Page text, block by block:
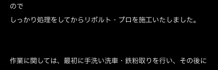
ので
しっかり処理をしてからリボルト・プロを施工いたしました。
作業に関しては、最初に手洗い洗車・鉄粉取りを行い、その後に